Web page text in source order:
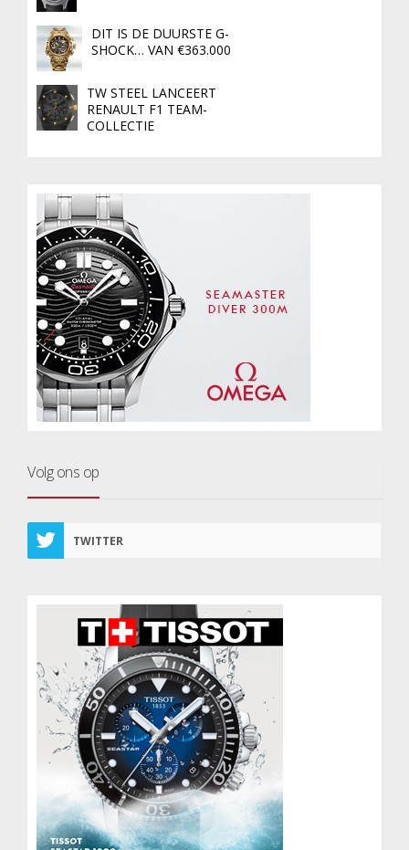
DIT IS DE DUURSTE G-
SHOCK… VAN €363.000
TW STEEL LANCEERT
RENAULT F1 TEAM-
COLLECTIE
Volg ons op
TWITTER